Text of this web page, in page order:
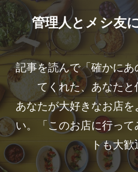
管理人とメシ友
記事を読んで「確かに
てくれた、あなた
あなたが大好きなお店
い。「このお店に行っ
トも大